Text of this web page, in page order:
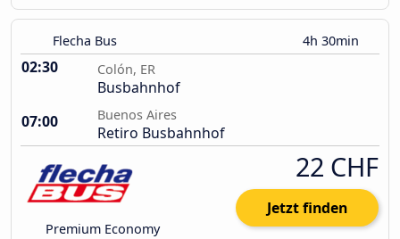
Flecha Bus 4h 30min
02:30 Colón, ER
Busbahnhof
07:00
Buenos Aires
Retiro Busbahnhof
Premium Economy
22 CHF
Jetzt finden